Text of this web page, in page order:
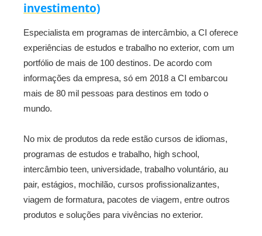
investimento)
Especialista em programas de intercâmbio, a CI oferece
experiências de estudos e trabalho no exterior, com um
portfólio de mais de 100 destinos. De acordo com
informações da empresa, só em 2018 a CI embarcou
mais de 80 mil pessoas para destinos em todo o
mundo.
No mix de produtos da rede estão cursos de idiomas,
programas de estudos e trabalho, high school,
intercâmbio teen, universidade, trabalho voluntário, au
pair, estágios, mochilão, cursos profissionalizantes,
viagem de formatura, pacotes de viagem, entre outros
produtos e soluções para vivências no exterior.